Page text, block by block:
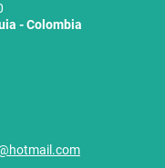
- Colombia